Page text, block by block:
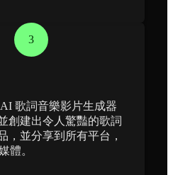
3
歌詞音樂影片生成器
創建出令人驚豔的歌詞
，並分享到所有平台，
體。